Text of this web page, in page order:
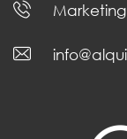
Marketing